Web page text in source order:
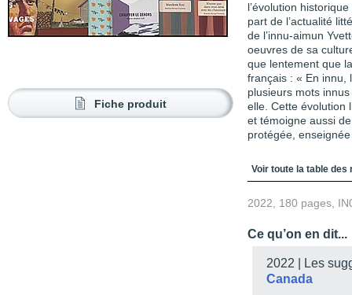
Fiche produit
l’évolution
part de l’actualité
de l’innu-aimun
oeuvres de sa
que lentement que
français : « En innu,
plusieurs mots
elle. Cette évolution
et témoigne aussi
protégée,
Table des
Voir toute la table des
2022, 180 pages,
Ce qu’on en dit...
2022 | Les
Canada